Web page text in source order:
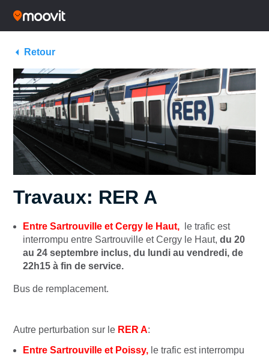
Retour
Travaux: RER A
Entre Sartrouville et Cergy le Haut,
le trafic est
interrompu entre Sartrouville et Cergy le Haut, du 20
au 24 septembre inclus, du lundi au vendredi, de
22h15 à fin de service.
Bus de remplacement.
Autre perturbation sur le RER A:
Entre Sartrouville et Poissy, le trafic est interrompu